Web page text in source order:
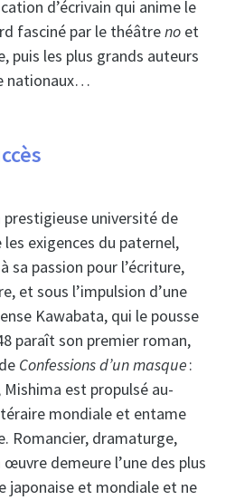
d’écrivain qui anime le
fasciné par le théâtreno et
puis les plus grands auteurs
nationaux…
prestigieuse université de
exigences du paternel,
sa passion pour l’écriture,
et sous l’impulsion d’une
Kawabata, qui le pousse
paraît son premier roman,
Confessions d’un masque:
est propulsé au-
mondiale et entame
Romancier, dramaturge,
demeure l’une des plus
japonaise et mondiale et ne